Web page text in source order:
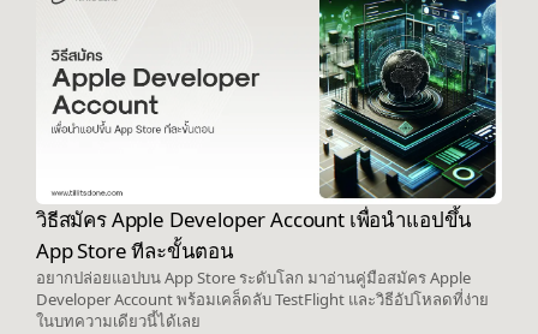
วิธีสมัคร Apple Developer Account เพื่อนำแอปขึ้น
App Store ทีละขั้นตอน
อยากปล่อยแอปบน App Store ระดับโลก มาอ่านคู่มือสมัคร Apple
Developer Account พร้อมเคล็ดลับ TestFlight และวิธีอัปโหลดที่ง่าย
ในบทความเดียวนี้ได้เลย